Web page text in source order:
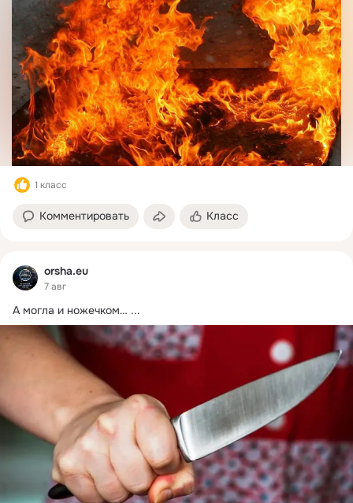
1 класс
Комментировать Класс
orsha.eu
7 авг
А могла и ножечком… ...